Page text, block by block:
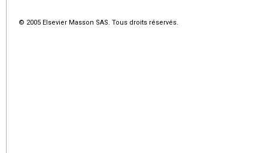
© 2005 Elsevier Masson SAS. Tous droits réservés.